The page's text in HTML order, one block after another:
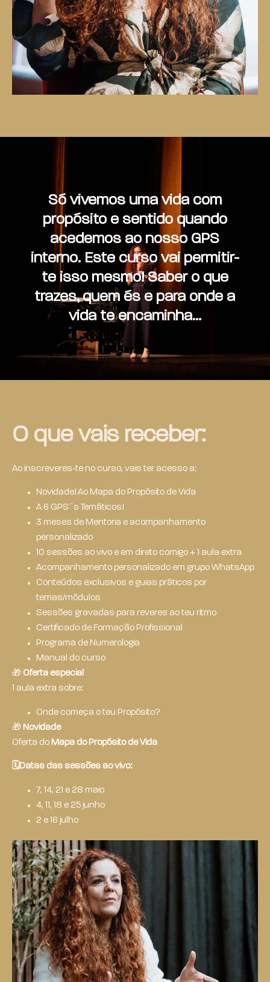
Só vivemos uma vida com
propósito e sentido quando
acedemos ao nosso GPS
interno. Este curso vai permitir-
te isso mesmo! Saber o que
trazes, quem és e para onde a
vida te encaminha…
O que vais receber:
Ao inscreveres-te no curso, vais ter acesso a:
Novidade! Ao Mapa do Propósito de Vida
A 6 GPS´s Temáticos!
3 meses de Mentoria e acompanhamento
personalizado
10 sessões ao vivo e em direto comigo + 1 aula extra
Acompanhamento personalizado em grupo WhatsApp
Conteúdos exclusivos e guias práticos por
temas/módulos
Sessões gravadas para reveres ao teu ritmo
Certificado de Formação Profissional
Programa de Numerologia
Manual do curso
🎁 Oferta especial
1 aula extra sobre:
Onde começa o teu Propósito?
🎁 Novidade
Oferta do Mapa do Propósito de Vida
🗓Datas das sessões ao vivo:
7, 14, 21 e 28 maio
4, 11, 18 e 25 junho
2 e 16 julho